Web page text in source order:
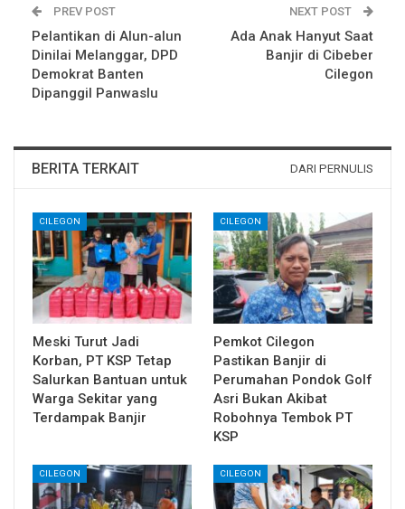
PREV POST
Pelantikan di Alun-alun
Dinilai Melanggar, DPD
Demokrat Banten
Dipanggil Panwaslu
NEXT POST
Ada Anak Hanyut Saat
Banjir di Cibeber
Cilegon
BERITA TERKAIT DARI PERNULIS
CILEGON
Meski Turut Jadi
Korban, PT KSP Tetap
Salurkan Bantuan untuk
Warga Sekitar yang
Terdampak Banjir
CILEGON
Pemkot Cilegon
Pastikan Banjir di
Perumahan Pondok Golf
Asri Bukan Akibat
Robohnya Tembok PT
KSP
CILEGON CILEGON